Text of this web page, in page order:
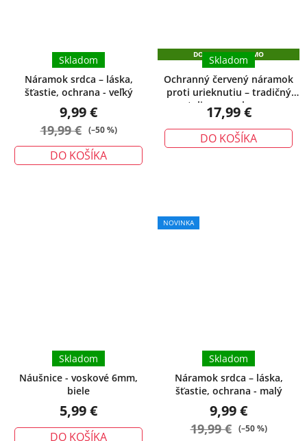
Náramok srdca – láska,
šťastie, ochrana - veľký
Skladom
9,99 €
19,99 € (–50 %)
DO KOŠÍKA
DOPRAVA ZADARMO
Ochranný červený náramok
proti urieknutiu – tradičný
talizman ochrany
Skladom
17,99 €
DO KOŠÍKA
Náušnice - voskové 6mm,
biele
Skladom
5,99 €
DO KOŠÍKA
NOVINKA
Náramok srdca – láska,
šťastie, ochrana - malý
Skladom
9,99 €
19,99 € (–50 %)